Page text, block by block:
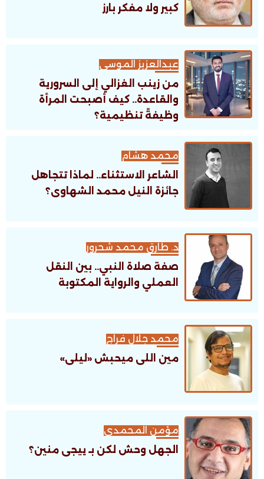
كبير ولا مفكر بارز
عبدالعزيز الموسى
من زينب الغزالي إلى السرورية
والقاعدة.. كيف أصبحت المرأة
وظيفةً تنظيمية؟
محمد هشام
الشاعر الاستثناء.. لماذا تتجاهل
جائزة النيل محمد الشهاوى؟
د. طارق محمد شحرور
صفة صلاة النبي.. بين النقل
العملي والرواية المكتوبة
محمد جلال فراج
مين اللى ميحبش «ليلى»
مؤمن المحمدى
الجهل وحش لكن بـ ييجى منين؟